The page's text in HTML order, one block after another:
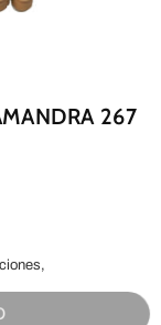
267